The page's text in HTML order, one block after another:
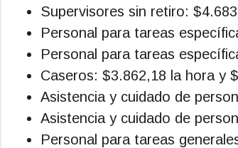
Supervisores sin retiro:
Personal para tareas
Personal para tareas
Caseros: $3.862,18 la hora y
Asistencia y cuidado de
Asistencia y cuidado de
Personal para tareas